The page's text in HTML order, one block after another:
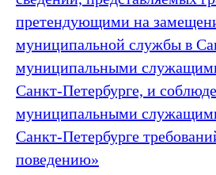
претендующими на
муниципальной службы в
муниципальными
Санкт‑Петербурге, и
муниципальными
Санкт‑Петербурге
поведению»